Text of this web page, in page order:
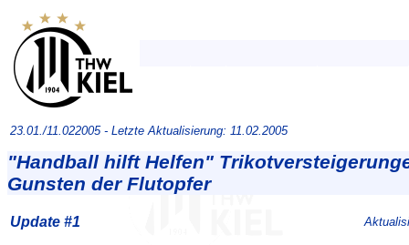
23.01./11.022005 - Letzte Aktualisierung: 11.02.2005
"Handball hilft Helfen"
Gunsten der Flutopfer
Update #1